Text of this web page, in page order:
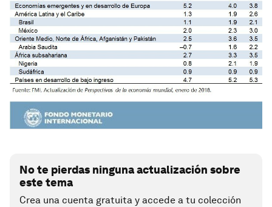
No te pierdas ninguna actualización sobre
este tema
Crea una cuenta gratuita y accede a tu colección